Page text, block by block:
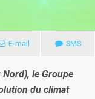
E-mail SMS
le Groupe
du climat